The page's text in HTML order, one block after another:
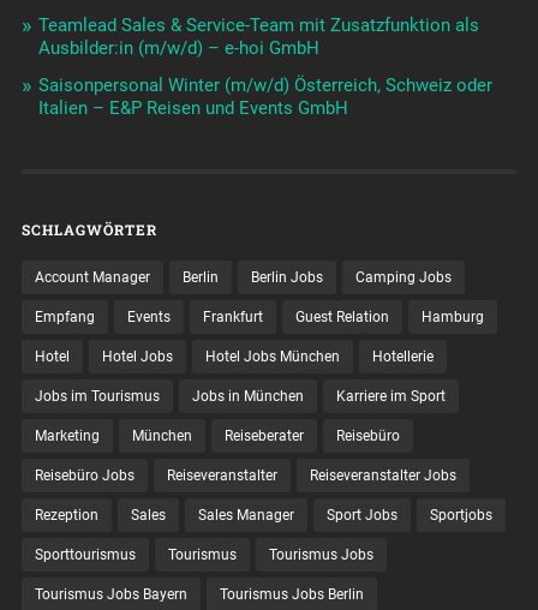
Teamlead Sales & Service-Team mit Zusatzfunktion als
Ausbilder:in (m/w/d) – e-hoi GmbH
Saisonpersonal Winter (m/w/d) Österreich, Schweiz oder
Italien – E&P Reisen und Events GmbH
SCHLAGWÖRTER
Account Manager Berlin Berlin Jobs Camping Jobs
Empfang Events Frankfurt Guest Relation Hamburg
Hotel Hotel Jobs Hotel Jobs München Hotellerie
Jobs im Tourismus Jobs in München Karriere im Sport
Marketing München Reiseberater Reisebüro
Reisebüro Jobs Reiseveranstalter Reiseveranstalter Jobs
Rezeption Sales Sales Manager Sport Jobs Sportjobs
Sporttourismus Tourismus Tourismus Jobs
Tourismus Jobs Bayern Tourismus Jobs Berlin